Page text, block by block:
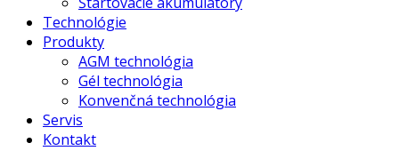
Technológie
Produkty
AGM technológia
Gél technológia
Konvenčná technológia
Servis
Kontakt